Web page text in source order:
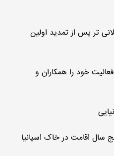
تر پس از تمدید اولین
فعالیت خود را همکاران و
سال اقامت در خاک اسپانیا